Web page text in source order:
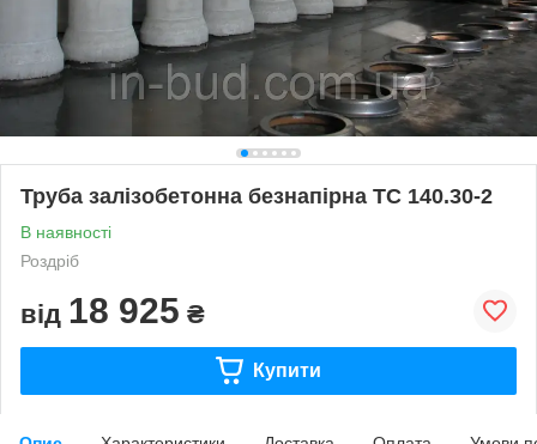
Труба залізобетонна безнапірна ТС 140.30-2
В наявності
Роздріб
від 18 925 ₴
Купити